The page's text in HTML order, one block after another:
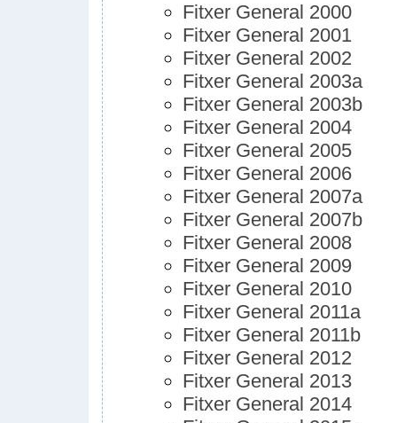
Fitxer General 2000
Fitxer General 2001
Fitxer General 2002
Fitxer General 2003a
Fitxer General 2003b
Fitxer General 2004
Fitxer General 2005
Fitxer General 2006
Fitxer General 2007a
Fitxer General 2007b
Fitxer General 2008
Fitxer General 2009
Fitxer General 2010
Fitxer General 2011a
Fitxer General 2011b
Fitxer General 2012
Fitxer General 2013
Fitxer General 2014